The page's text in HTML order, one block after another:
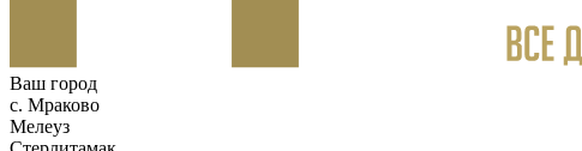
Ваш город
c. Мраково
Мелеуз